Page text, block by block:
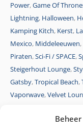
Power,Game Of
Lightning, Halloween,
Kamping Kitch, Kerst,
Mexico, Middeleeuwen,
Piraten,Sci-Fi / SPACE,
Steigerhout Lounge,
Gatsby,Tropical Beach,
Vaporwave,Velvet